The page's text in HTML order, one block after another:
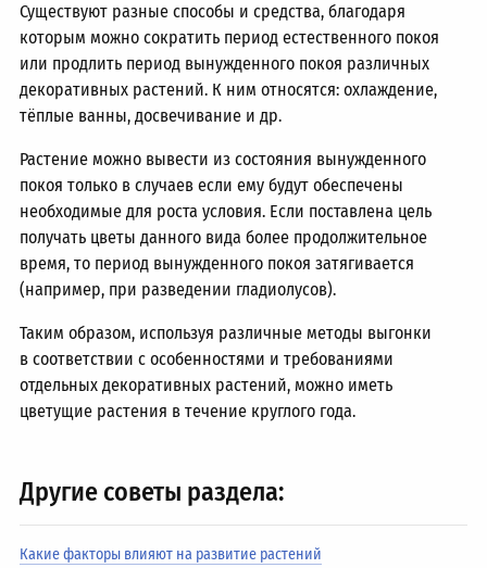
Существуют разные способы и средства, благодаря
которым можно сократить период естественного покоя
или продлить период вынужденного покоя различных
декоративных растений. К ним относятся: охлаждение,
тёплые ванны, досвечивание и др.
Растение можно вывести из состояния вынужденного
покоя только в случаев если ему будут обеспечены
необходимые для роста условия. Если поставлена цель
получать цветы данного вида более продолжительное
время, то период вынужденного покоя затягивается
(например, при разведении гладиолусов).
Таким образом, используя различные методы выгонки
в соответствии с особенностями и требованиями
отдельных декоративных растений, можно иметь
цветущие растения в течение круглого года.
Другие советы раздела:
Какие факторы влияют на развитие растений